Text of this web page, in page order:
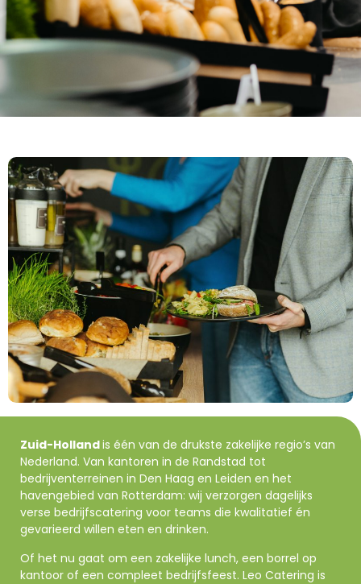
Zuid-Hollandis één van de drukste zakelijke regio’s van
Nederland. Van kantoren in de Randstad tot
bedrijventerreinen in Den Haag en Leiden en het
havengebied van Rotterdam: wij verzorgen dagelijks
verse bedrijfscatering voor teams die kwalitatief én
gevarieerd willen eten en drinken.
Of het nu gaat om een zakelijke lunch, een borrel op
kantoor of een compleet bedrijfsfeest. Leo Catering is